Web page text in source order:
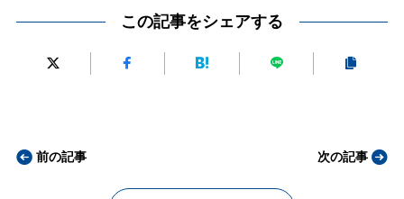
この記事をシェアする
前の記事 次の記事